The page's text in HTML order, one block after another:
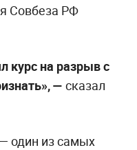
Совбеза РФ
курс на разрыв с
— сказал
один из самых